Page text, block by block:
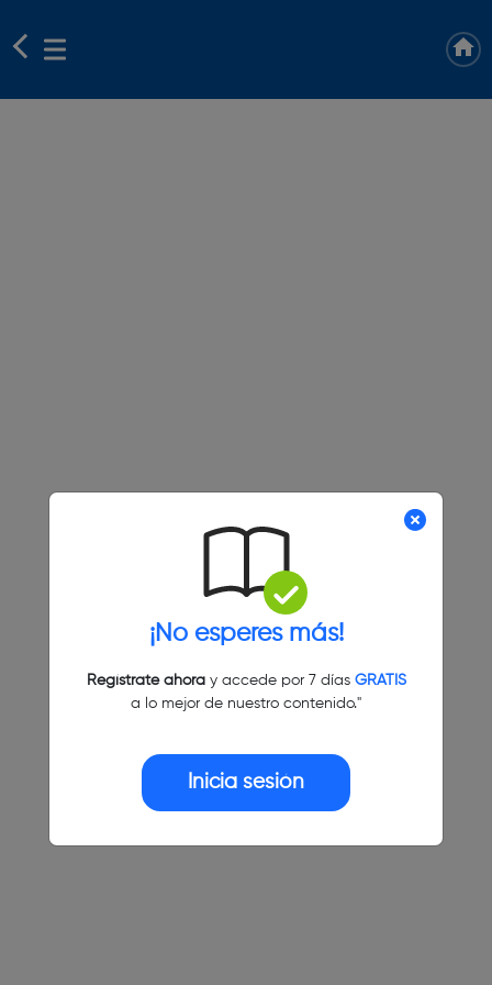
¡No esperes más!
Regístrate ahoray accede por 7 días GRATIS
a lo mejor de nuestro contenido."
Inicia sesión